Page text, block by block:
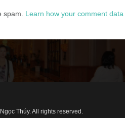
spam. Learn how your comment data
Thúy. All rights reserved.